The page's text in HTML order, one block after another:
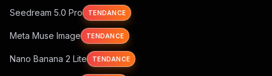
Seedream 5.0 Pro TENDANCE
Meta Muse Image TENDANCE
Nano Banana 2 Lite TENDANCE